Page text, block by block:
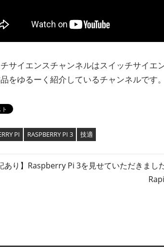
サイエンスチャンネルはスイッチサイエ
をゆるーく紹介しているチャンネルです。
PI RASPBERRY PI 3 技適
あり】Raspberry Pi 3を見せていただきまし
次